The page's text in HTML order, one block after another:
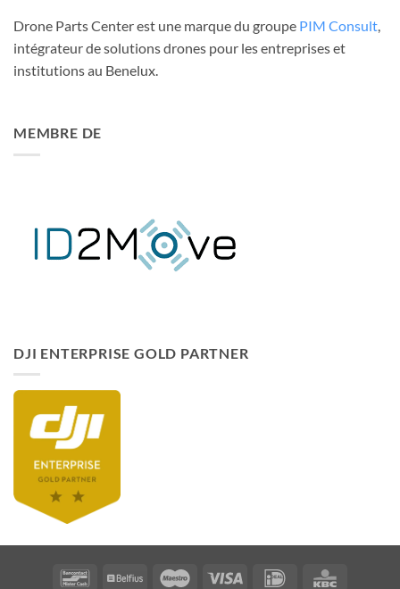
Drone Parts Center est une marque du groupe PIM Consult,
intégrateur de solutions drones pour les entreprises et
institutions au Benelux.
MEMBRE DE
DJI ENTERPRISE GOLD PARTNER
BancontactBelfius Maestro Idéal